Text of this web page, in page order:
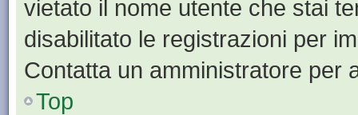
vietato il nome utente che stai
disabilitato le registrazioni per
Contatta un amministratore per
Top